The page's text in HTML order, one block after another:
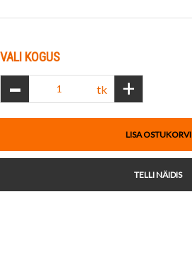
VALI KOGUS
- tk +
LISA OSTUKORVI
TELLI NÄIDIS